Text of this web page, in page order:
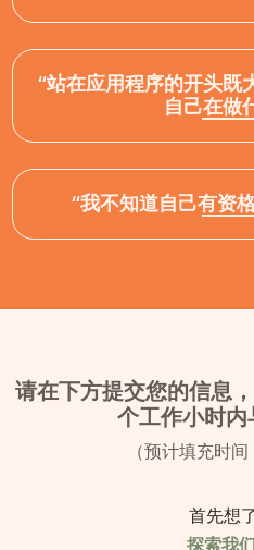
“站在应用程序的开头既
自己在做
“我不知道自己有资
请在下方提交您的信息
个工作小时内
（预计填充时间
首先想
探索我